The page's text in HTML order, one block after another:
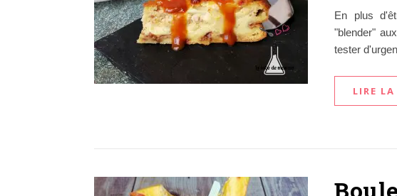
En plus
"blender"
tester
LIRE